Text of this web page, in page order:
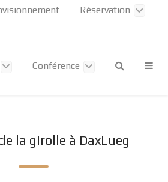
Réservation
Conférence
la girolle à DaxLueg